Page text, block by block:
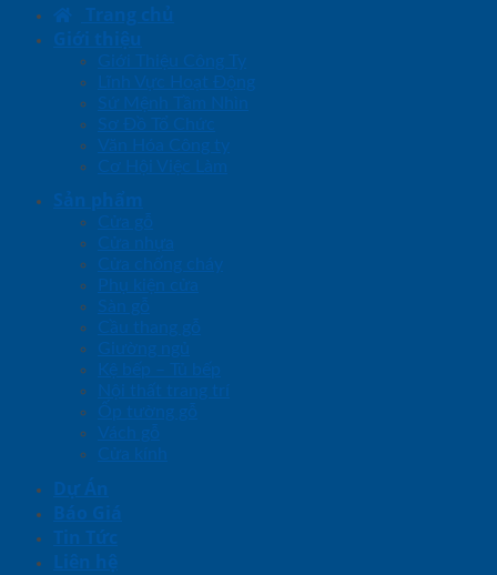
Trang chủ
Giới thiệu
Giới Thiệu Công Ty
Lĩnh Vực Hoạt Động
Sứ Mệnh Tầm Nhìn
Sơ Đồ Tổ Chức
Văn Hóa Công ty
Cơ Hội Việc Làm
Sản phẩm
Cửa gỗ
Cửa nhựa
Cửa chống cháy
Phụ kiện cửa
Sàn gỗ
Cầu thang gỗ
Giường ngủ
Kệ bếp – Tủ bếp
Nội thất trang trí
Ốp tường gỗ
Vách gỗ
Cửa kính
Dự Án
Báo Giá
Tin Tức
Liên hệ